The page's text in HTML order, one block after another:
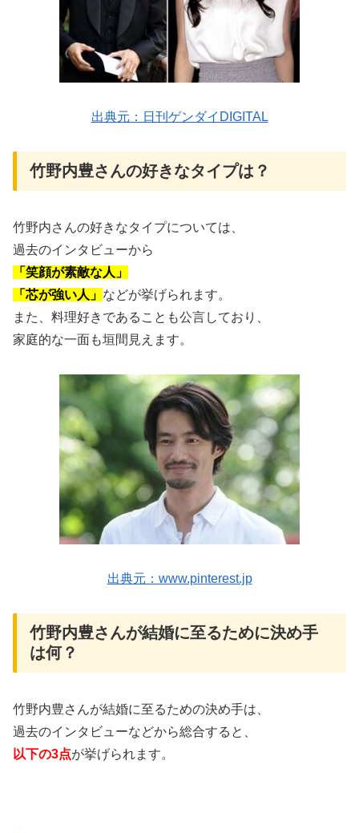
出典元：日刊ゲンダイDIGITAL
竹野内豊さんの好きなタイプは？
竹野内さんの好きなタイプについては、
過去のインタビューから
「笑顔が素敵な人」
「芯が強い人」 などが挙げられます。
また、料理好きであることも公言しており、
家庭的な一面も垣間見えます。
出典元：www.pinterest.jp
竹野内豊さんが結婚に至るために決め手
は何？
竹野内豊さんが結婚に至るための決め手は、
過去のインタビューなどから総合すると、
以下の3点が挙げられます。